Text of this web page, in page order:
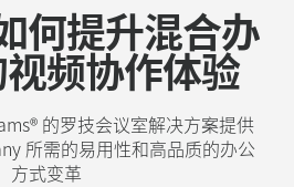
何提升混合办
频协作体验
的罗技会议室解决方案提供
所需的易用性和高品质的办公
方式变革